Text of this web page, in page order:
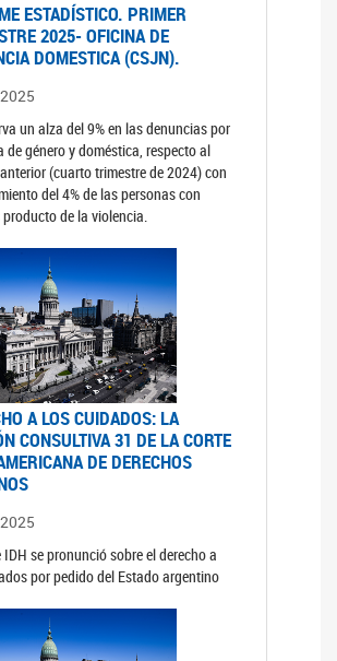
ESTADÍSTICO. PRIMER
2025- OFICINA DE
DOMESTICA (CSJN).
un alza del 9% en las denuncias por
de género y doméstica, respecto al
(cuarto trimestre de 2024) con
del 4% de las personas con
de la violencia.
A LOS CUIDADOS: LA
CONSULTIVA 31 DE LA CORTE
DE DERECHOS
IDH se pronunció sobre el derecho a
por pedido del Estado argentino